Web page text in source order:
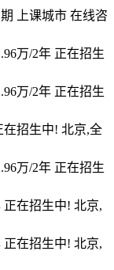
上课城市 在线咨
万/2年 正在招生
万/2年 正在招生
在招生中! 北京,全
万/2年 正在招生
正在招生中! 北京,
正在招生中! 北京,